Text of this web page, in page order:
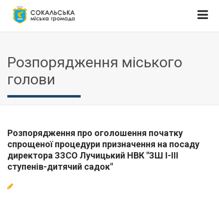
Розпорядження міського
голови
Розпорядження про оголошення початку
спрощеної процедури призначення на посаду
директора ЗЗСО Лучицький НВК "ЗШ І-ІІІ
ступенів-дитячий садок"